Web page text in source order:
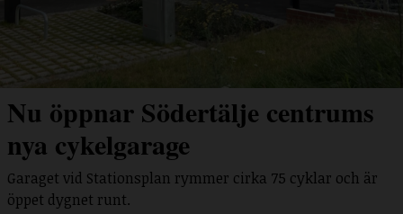
Nu öppnar Södertälje centrums
nya cykelgarage
Garaget vid Stationsplan rymmer cirka 75 cyklar och är
öppet dygnet runt.